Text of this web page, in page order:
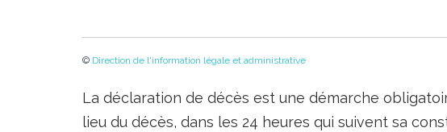
© Direction de l'information légale et administrative
La déclaration de décès est une démarche
lieu du décès, dans les 24 heures qui suivent sa